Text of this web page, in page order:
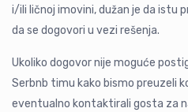
i/ili ličnoj imovini, dužan je da istu
da se dogovori u vezi rešenja.
Ukoliko dogovor nije moguće
Serbnb timu kako bismo preuzeli
eventualno kontaktirali gosta za